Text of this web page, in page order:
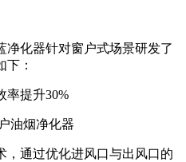
净化器针对窗户式场景研发了
：
率提升30%
，通过优化进风口与出风口的